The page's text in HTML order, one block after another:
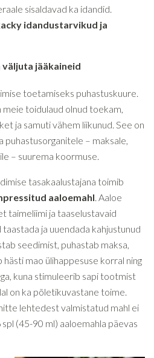
sisaldavad ka idandid.
idandustarvikud ja
väljuta jääkaineid
toetamiseks puhastuskuure.
toidulaud olnud toekam,
ja samuti vähem liikunud. See on
puhastusorganitele – maksale,
– suurema koormuse.
tasakaalustajana toimib
aaloemahl. Aaloe
taimeliimi ja taaselustavaid
ja uuendada kahjustunud
seedimist, puhastab maksa,
mao ülihappesuse korral ning
kuna stimuleerib sapi tootmist
on ka põletikuvastane toime.
lehtedest valmistatud mahl ei
(45-90 ml) aaloemahla päevas